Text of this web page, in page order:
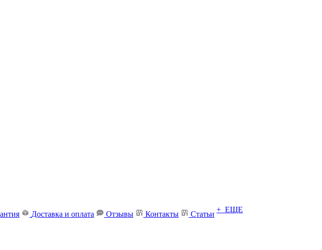
Доставка и оплата Отзывы Контакты Статьи
+ ЕЩЕ